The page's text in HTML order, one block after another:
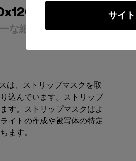
サイ
な細長いハイライトを作り
は、ストリップマスクを取
込んでいます。ストリップ
す。ストリップマスクはよ
イトの作成や被写体の特定
ます。